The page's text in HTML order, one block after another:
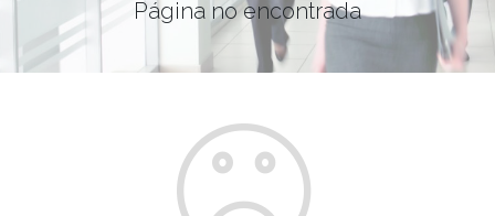
Página no encontrada